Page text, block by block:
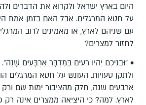
היום בארץ ישראל ולקרוא את הדברים
על חטא המרגלים. אבל האם בזמן אמת
עם שניהם לארץ, או מאמינים לרוב
לחזור למצרים?
• "וּבְנֵיכֶם יִהְיוּ רֹעִים בַּמִּדְבָּר אַרְבָּעִים
ולתקן טעויות. העונש על חטא המרגלים
ארבעים שנה, חלק מהציבור ימות שם ורק
לארץ. למה? כי היציאה ממצרים אינה רק